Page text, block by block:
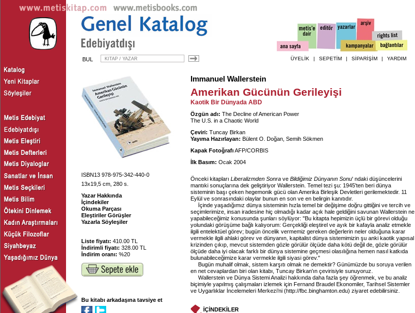
BUL ÜYELİK | SEPETİM | SİPARİŞİM | YARDIM
ISBN13 978-975-342-440-0
13x19,5 cm, 280 s.
Yazar Hakkında
İçindekiler
Okuma Parçası
Eleştiriler Görüşler
Yazarla Söyleşiler
Liste fiyatı: 410.00 TL
İndirimli fiyatı: 328.00 TL
İndirim oranı: %20
Bu kitabı arkadaşına tavsiye et
Immanuel Wallerstein
Amerikan Gücünün Gerileyişi
Kaotik Bir Dünyada ABD
Özgün adı: The Decline of American Power
The U.S. in a Chaotic World
Çeviri: Tuncay Birkan
Yayıma Hazırlayan: Bülent O. Doğan, Semih Sökmen
Kapak FotoğrafıAFP/CORBIS
İlk Basım: Ocak 2004
Önceki kitapları Liberalizmden Sonra ve Bildiğimiz Dünyanın Sonu' ndaki düşüncelerini
mantıki sonuçlarına dek geliştiriyor Wallerstein. Temel tezi şu: 1945'ten beri dünya
sisteminin başı çeken hegemonik gücü olan Amerika Birleşik Devletleri gerilemektedir. 11
Eylül ve sonrasındaki olaylar bunun en son ve en belirgin kanıtıdır.
İçinde yaşadığımız dünya sisteminin hızla temel bir değişime doğru gittiğini ve tercih ve
seçimlerimize, insan iradesine hiç olmadığı kadar açık hale geldiğini savunan Wallerstein ne
yapabileceğimiz konusunda şunları söylüyor: "Bu kitapta hepimizin üçlü bir görevi olduğu
yolundaki görüşüme bağlı kalıyorum: Gerçekliği eleştirel ve ayık bir kafayla analiz etmekle
ilgili entelektüel görev; bugün öncelik vermemiz gereken değerlerin neler olduğuna karar
vermekle ilgili ahlaki görev ve dünyanın, kapitalist dünya sistemimizin şu anki kaotik yapısal
krizinden çıkıp, mevcut sistemden gözle görülür ölçüde daha kötü değil de, gözle görülür
ölçüde daha iyi olacak farklı bir dünya sistemine geçmesi olasılığına hemen nasıl katkıda
bulunabileceğimize karar vermekle ilgili siyasi görev."
Bugün muhalif olmak, sistem karşıtı olmak ne demektir? Günümüzde bu soruya verilen
en net cevaplardan biri olan kitabı, Tuncay Birkan'ın çevirisiyle sunuyoruz.
Wallerstein ve Dünya Sistemi Analizi hakkında daha fazla şey öğrenmek, ve bu analiz
biçimiyle yapılmış çalışmaları izlemek için Fernand Braudel Ekonomiler, Tarihsel Sistemler
ve Uygarlıklar İncelemeleri Merkezi’ni (http://fbc.binghamton.edu) ziyaret edebilirsiniz.
İÇİNDEKİLER